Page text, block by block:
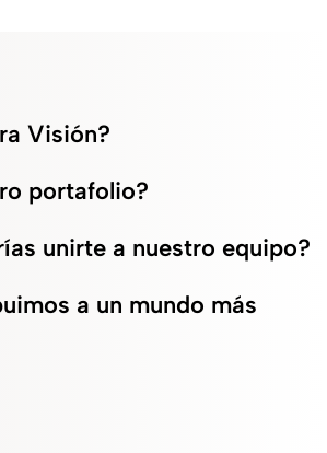
Visión?
portafolio?
unirte a nuestro equipo?
a un mundo más